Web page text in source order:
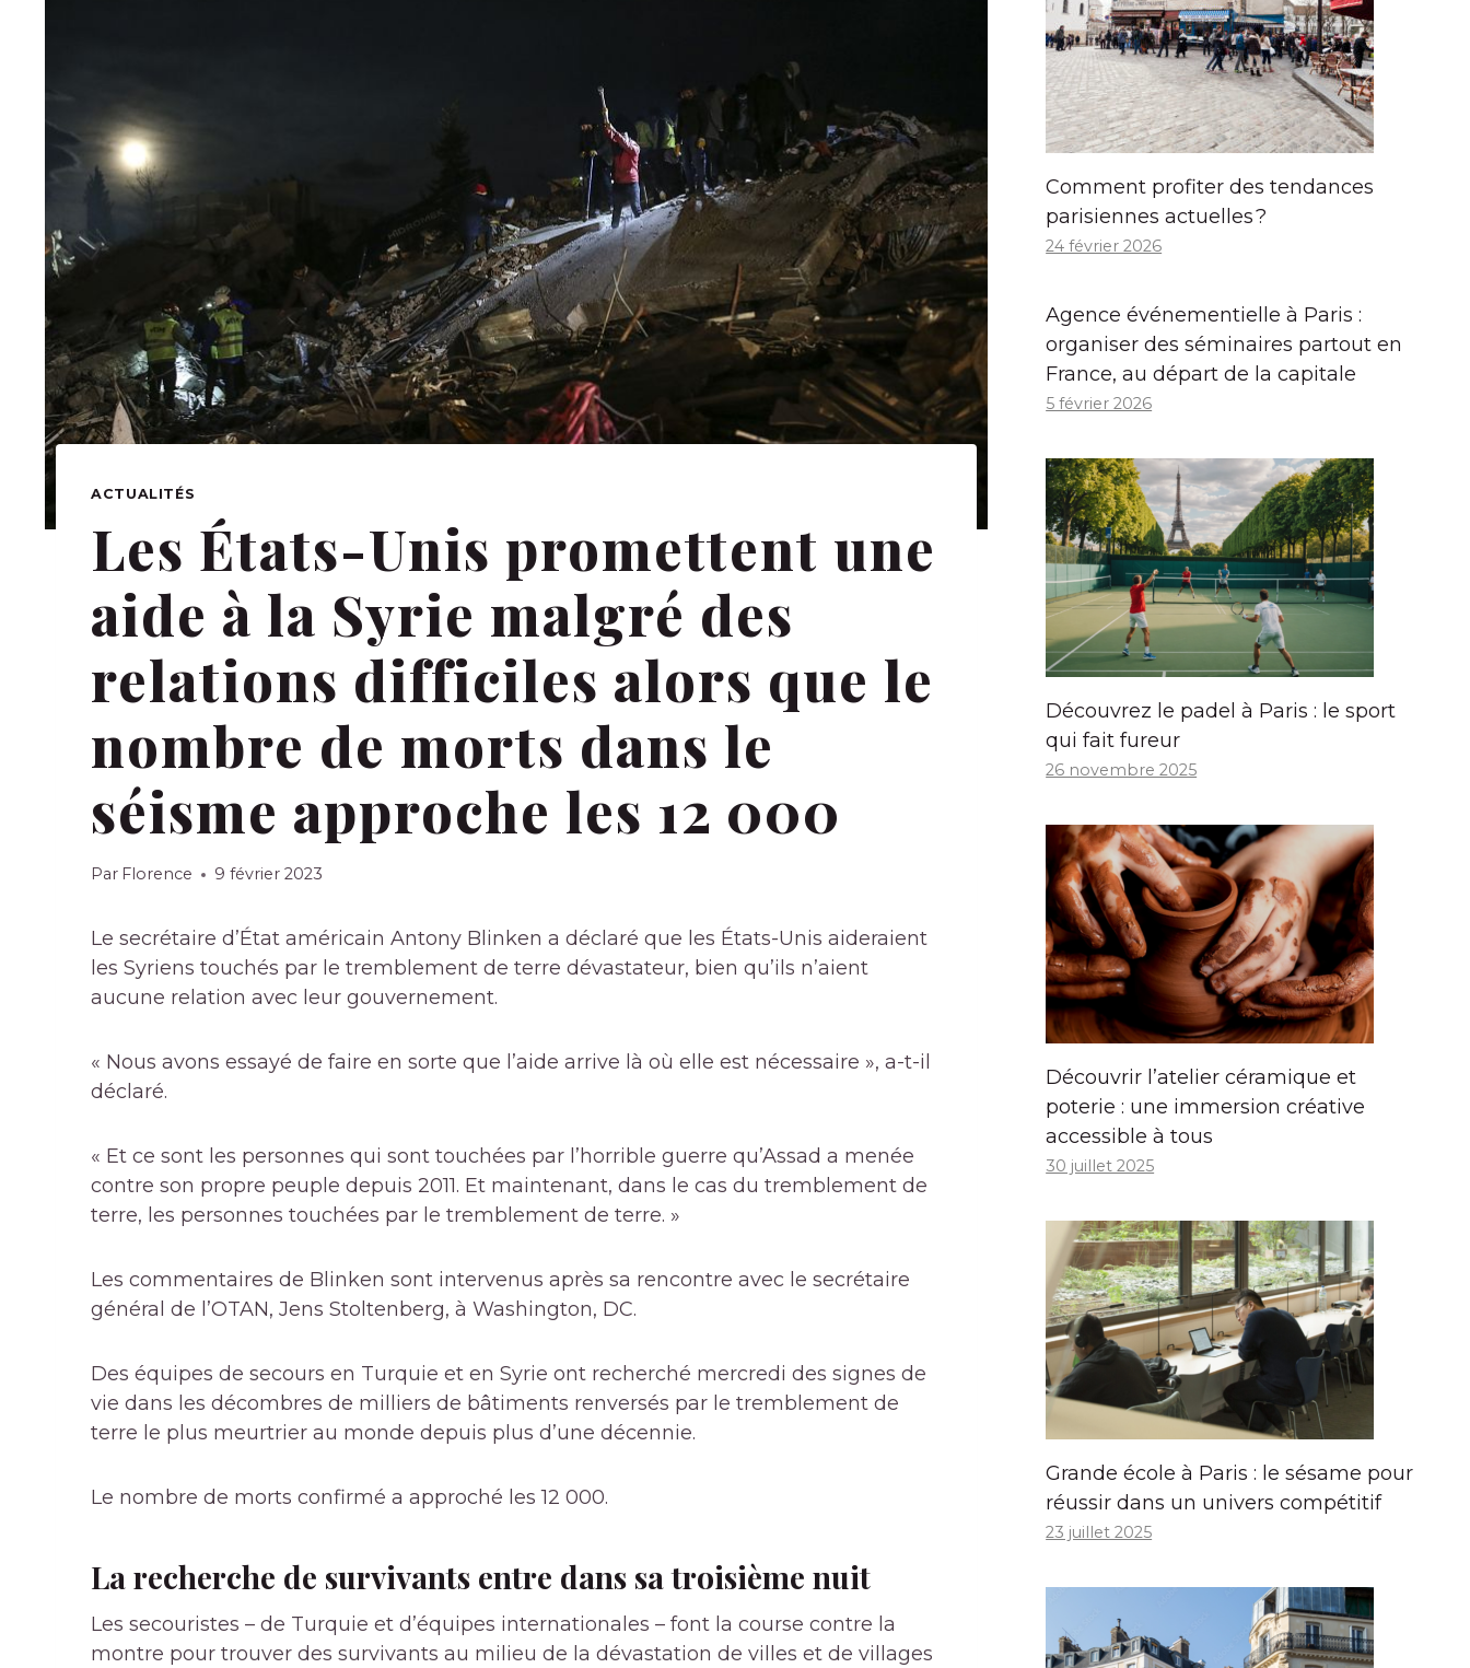
ACTUALITÉS
Les États-Unis promettent une
aide à la Syrie malgré des
relations difficiles alors que le
nombre de morts dans le
séisme approche les 12 000
Par Florence 9 février 2023
Le secrétaire d’État américain Antony Blinken a déclaré que les États-Unis aideraient
les Syriens touchés par le tremblement de terre dévastateur, bien qu’ils n’aient
aucune relation avec leur gouvernement.
« Nous avons essayé de faire en sorte que l’aide arrive là où elle est nécessaire », a-t-il
déclaré.
« Et ce sont les personnes qui sont touchées par l’horrible guerre qu’Assad a menée
contre son propre peuple depuis 2011. Et maintenant, dans le cas du tremblement de
terre, les personnes touchées par le tremblement de terre. »
Les commentaires de Blinken sont intervenus après sa rencontre avec le secrétaire
général de l’OTAN, Jens Stoltenberg, à Washington, DC.
Des équipes de secours en Turquie et en Syrie ont recherché mercredi des signes de
vie dans les décombres de milliers de bâtiments renversés par le tremblement de
terre le plus meurtrier au monde depuis plus d’une décennie.
Le nombre de morts confirmé a approché les 12 000.
La recherche de survivants entre dans sa troisième nuit
Les secouristes – de Turquie et d’équipes internationales – font la course contre la
montre pour trouver des survivants au milieu de la dévastation de villes et de villages
Comment profiter des tendances
parisiennes actuelles ?
24 février 2026
Agence événementielle à Paris :
organiser des séminaires partout en
France, au départ de la capitale
5 février 2026
Découvrez le padel à Paris : le sport
qui fait fureur
26 novembre 2025
Découvrir l’atelier céramique et
poterie : une immersion créative
accessible à tous
30 juillet 2025
Grande école à Paris : le sésame pour
réussir dans un univers compétitif
23 juillet 2025